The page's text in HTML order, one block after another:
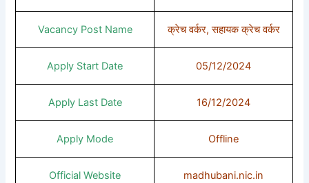
Vacancy Post Name क्रेच वर्कर, सहायक क्रेच वर्कर
Apply Start Date 05/12/2024
Apply Last Date 16/12/2024
Apply Mode Offline
Official Website madhubani.nic.in